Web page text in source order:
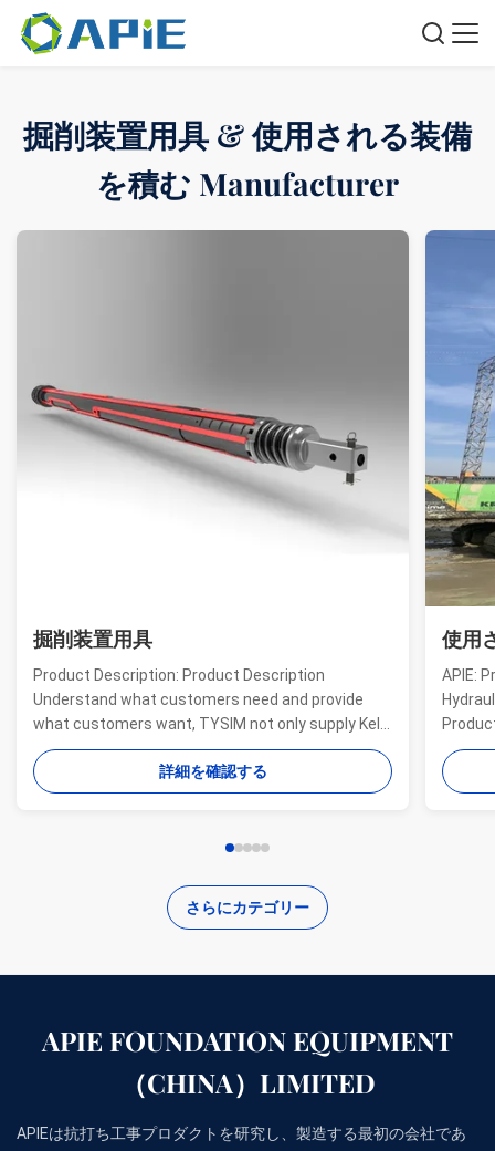
掘削装置用具 & 使用される装備
を積む Manufacturer
削装置用具
Description: Product Description
what customers need and provide
customers want, TYSIM not only supply Kelly
for drill rigs of world’s top brands, but also
one-stop solution for the world foundation
users. While providing customized
詳細を確認する
使用さ
APIE:
Hydraulic
Product
offer a
providing
needs of
さらにカテゴリー
APIE FOUNDATION EQUIPMENT
（CHINA）LIMITED
APIEは抗打ち工事プロダクトを研究し、製造する最初の会社であ